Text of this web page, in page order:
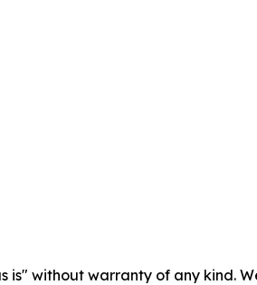
is" without warranty of any